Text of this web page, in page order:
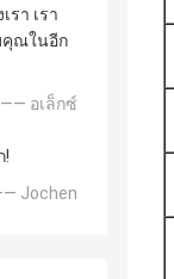
รา เรา
คุณในอีก
—— อเล็กซ์
!
Jochen